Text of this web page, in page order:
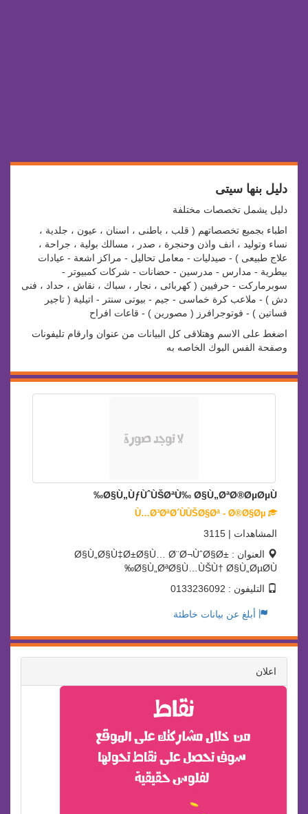
دليل بنها سيتى
دليل يشمل تخصصات مختلفة
اطباء بجميع تخصصاتهم ( قلب ، باطنى ، اسنان ، عيون ، جلدية ،
نساء وتوليد ، انف واذن وحنجرة ، صدر ، مسالك بولية ، جراحة ،
علاج طبيعى ) - صيدليات - معامل تحاليل - مراكز اشعة - عيادات
بيطرية - مدارس - مدرسين - حضانات - شركات كمبيوتر -
سوبرماركت - حرفيين ( كهربائى ، نجار ، سباك ، نقاش ، حداد ، فنى
دش ) - ملاعب كرة خماسى - جيم - بيوتى سنتر - اتيلية ( تاجير
فساتين ) - فوتوجرافرز ( مصورين ) - قاعات افراح
اضغط على الاسم وهتلاقى كل البيانات من عنوان وارقام تليفونات
وصفحة الفس البوك الخاصه به
Ø§Ù„ÙƒÙˆÙŠØªÙ‰ Ø§Ù„ØªØ®ØµØµÙ‰
المشاهدات | 3115
العنوان : Ø§Ù„Ø§Ù‡Ø±Ø§Ù… Ø¨Ø¬ÙˆØ§Ø±
Ø§Ù„ØªØ§Ù…ÙŠÙ† Ø§Ù„ØµØ­Ù‰
التليفون : 0133236092
أبلغ عن بيانات خاطئة
اعلان